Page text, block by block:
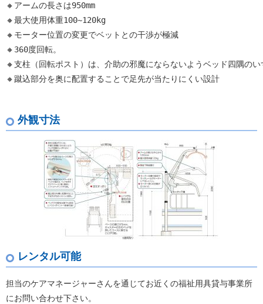
🔸アームの長さは950mm
🔸最大使用体重100~120kg
🔸モーター位置の変更でベットとの干渉が極減
🔸360度回転。
🔸支柱（回転ポスト）は、介助の邪魔にならないようベッド四隅の
🔸蹴込部分を奥に配置することで足先が当たりにくい設計
外観寸法
レンタル可能
担当のケアマネージャーさんを通じてお近くの福祉用具貸与事業所
にお問い合わせ下さい。